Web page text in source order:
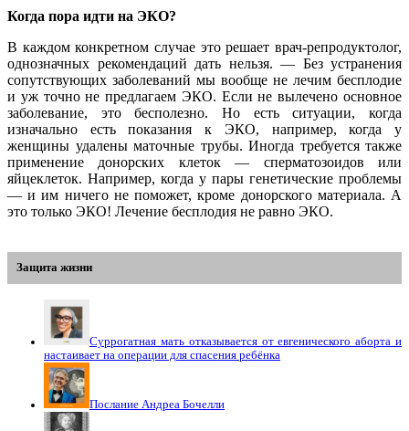
Когда пора идти на ЭКО?
В каждом конкретном случае это решает врач-репродуктолог,
однозначных рекомендаций дать нельзя. — Без устранения
сопутствующих заболеваний мы вообще не лечим бесплодие
и уж точно не предлагаем ЭКО. Если не вылечено основное
заболевание, это бесполезно. Но есть ситуации, когда
изначально есть показания к ЭКО, например, когда у
женщины удалены маточные трубы. Иногда требуется также
применение донорских клеток — сперматозоидов или
яйцеклеток. Например, когда у пары генетические проблемы
— и им ничего не поможет, кроме донорского материала. А
это только ЭКО! Лечение бесплодия не равно ЭКО.
Защита жизни
Суррогатная мать отказывается от евгенического аборта и
настаивает на операции для спасения ребёнка
Послание Андреа Бочелли